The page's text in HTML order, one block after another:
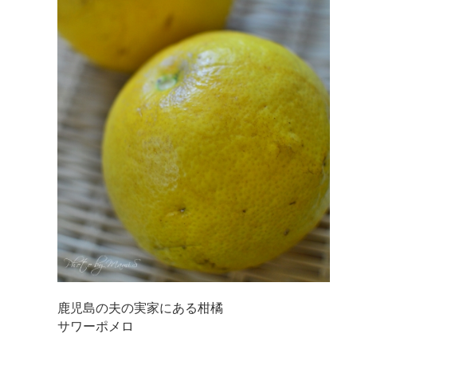
鹿児島の夫の実家にある柑橘
サワーポメロ